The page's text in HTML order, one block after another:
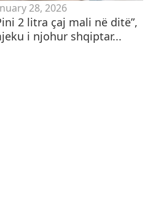
28, 2026
2 litra çaj mali në ditë”,
i njohur shqiptar...